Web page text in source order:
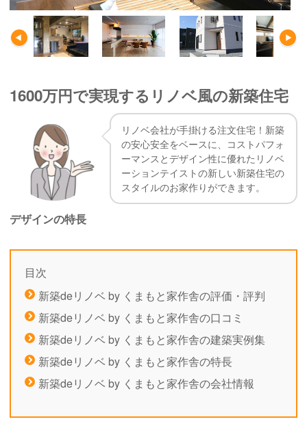
1600万円で実現するリノベ風の新築住宅
リノベ会社が手掛ける注文住宅！新築
の安心安全をベースに、コストパフォ
ーマンスとデザイン性に優れたリノベ
ーションテイストの新しい新築住宅の
スタイルのお家作りができます。
デザインの特長
目次
新築deリノベ by くまもと家作舎の評価・評判
新築deリノベ by くまもと家作舎の口コミ
新築deリノベ by くまもと家作舎の建築実例集
新築deリノベ by くまもと家作舎の特長
新築deリノベ by くまもと家作舎の会社情報